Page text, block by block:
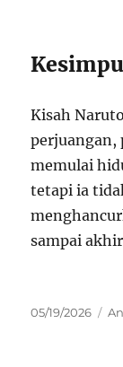
Kisah
perjuangan,
memulai
tetapi ia
sampai
Posted
05/19/2026